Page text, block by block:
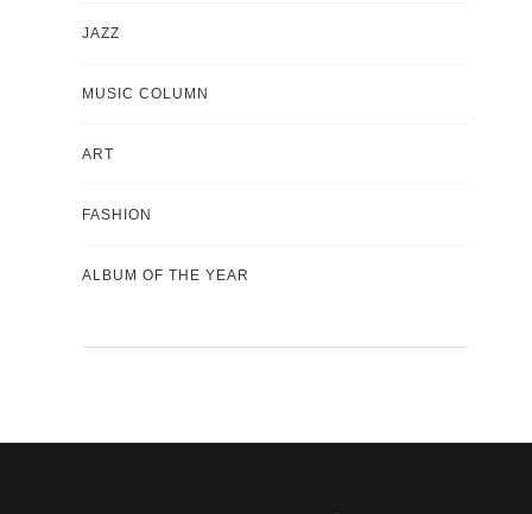
JAZZ
MUSIC COLUMN
ART
FASHION
ALBUM OF THE YEAR